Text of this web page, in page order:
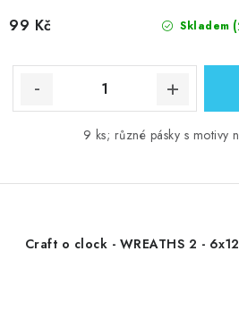
Skladem
99 Kč
9 ks; různé pásky s motivy
Craft o clock - WREATHS 2 -